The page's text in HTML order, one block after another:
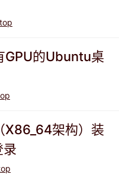
GPU的Ubuntu桌
架构）装